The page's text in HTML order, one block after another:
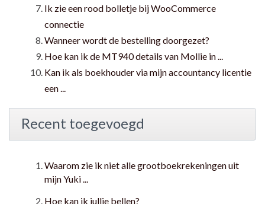
Ik zie een rood bolletje bij WooCommerce
connectie
Wanneer wordt de bestelling doorgezet?
Hoe kan ik de MT940 details van Mollie in ...
Kan ik als boekhouder via mijn accountancy licentie
een ...
Recent toegevoegd
Waarom zie ik niet alle grootboekrekeningen uit
mijn Yuki ...
Hoe kan ik jullie bellen?